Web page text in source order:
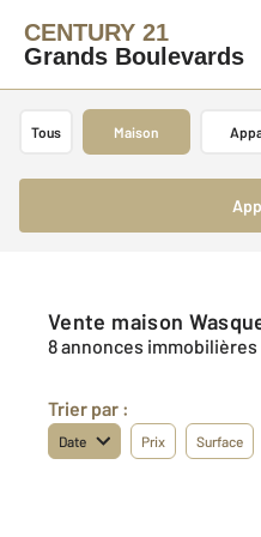
CENTURY 21
Grands Boulevards
Tous Maison
Vente maison
8 annonces immobilières
Trier par :
Date Prix Surface